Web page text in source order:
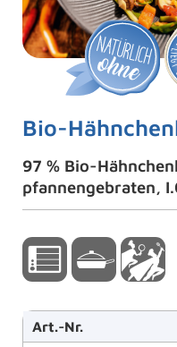
Bio-
97 % Bio-
pfannengebraten,
Art.-Nr.